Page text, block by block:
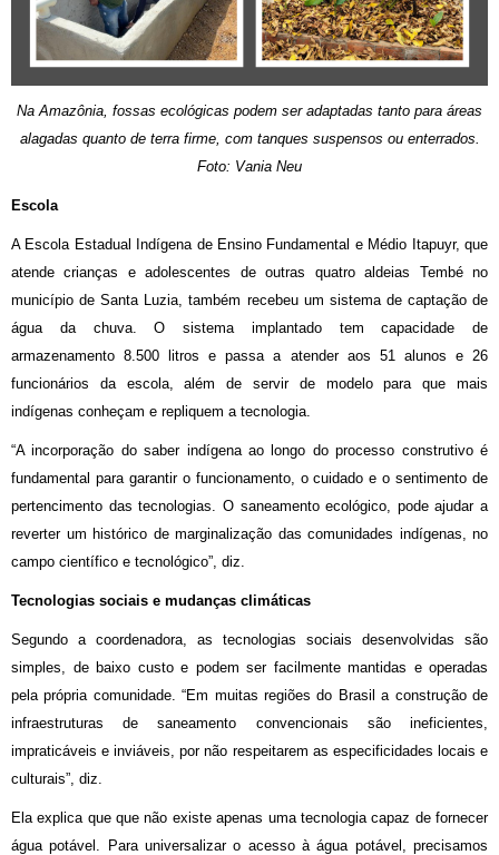
Na Amazônia, fossas ecológicas podem ser adaptadas tanto para áreas
alagadas quanto de terra firme, com tanques suspensos ou enterrados.
Foto: Vania Neu
Escola
A Escola Estadual Indígena de Ensino Fundamental e Médio Itapuyr, que
atende crianças e adolescentes de outras quatro aldeias Tembé no
município de Santa Luzia, também recebeu um sistema de captação de
água da chuva. O sistema implantado tem capacidade de
armazenamento 8.500 litros e passa a atender aos 51 alunos e 26
funcionários da escola, além de servir de modelo para que mais
indígenas conheçam e repliquem a tecnologia.
“A incorporação do saber indígena ao longo do processo construtivo é
fundamental para garantir o funcionamento, o cuidado e o sentimento de
pertencimento das tecnologias. O saneamento ecológico, pode ajudar a
reverter um histórico de marginalização das comunidades indígenas, no
campo científico e tecnológico”, diz.
Tecnologias sociais e mudanças climáticas
Segundo a coordenadora, as tecnologias sociais desenvolvidas são
simples, de baixo custo e podem ser facilmente mantidas e operadas
pela própria comunidade. “Em muitas regiões do Brasil a construção de
infraestruturas de saneamento convencionais são ineficientes,
impraticáveis e inviáveis, por não respeitarem as especificidades locais e
culturais”, diz.
Ela explica que que não existe apenas uma tecnologia capaz de fornecer
água potável. Para universalizar o acesso à água potável, precisamos